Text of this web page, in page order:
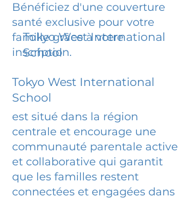
Bénéficiez d'une couverture
santé exclusive pour votre
famille grâce à votre
inscription.
Tokyo West International
School
Tokyo West International
School
est situé dans la région
centrale et encourage une
communauté parentale active
et collaborative qui garantit
que les familles restent
connectées et engagées dans